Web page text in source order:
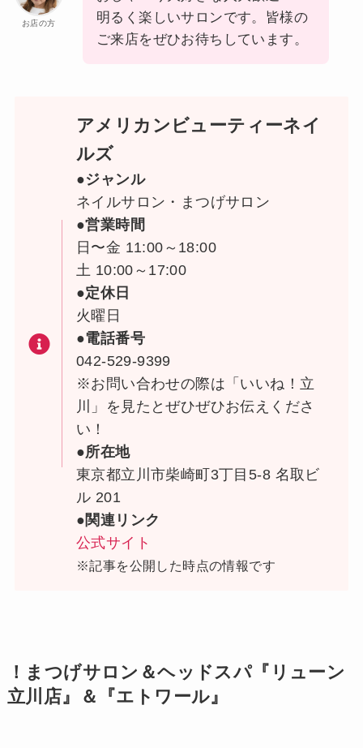
お店の方
明るく楽しいサロンです。皆様の
ご来店をぜひお待ちしています。
アメリカンビューティーネイ
ルズ
●ジャンル
ネイルサロン・まつげサロン
●営業時間
日〜金 11:00～18:00
土 10:00～17:00
●定休日
火曜日
●電話番号
042-529-9399
※お問い合わせの際は「いいね！立
川」を見たとぜひぜひお伝えくださ
い！
●所在地
東京都立川市柴崎町3丁目5-8 名取ビ
ル 201
●関連リンク
公式サイト
※記事を公開した時点の情報です
！まつげサロン＆ヘッドスパ『リューン
立川店』＆『エトワール』